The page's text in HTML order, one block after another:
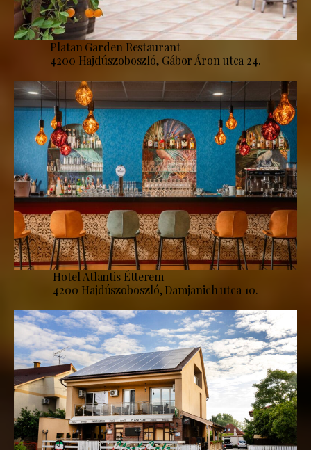
Platan Garden Restaurant
4200 Hajdúszoboszló, Gábor Áron utca 24.
Hotel Atlantis Étterem
4200 Hajdúszoboszló, Damjanich utca 10.